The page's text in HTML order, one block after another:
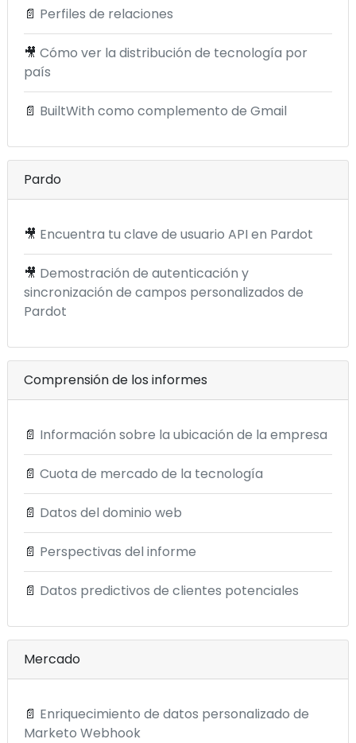
📄 Perfiles de relaciones
🎥 Cómo ver la distribución de tecnología por
país
📄 BuiltWith como complemento de Gmail
Pardo
🎥 Encuentra tu clave de usuario API en Pardot
🎥 Demostración de autenticación y
sincronización de campos personalizados de
Pardot
Comprensión de los informes
📄 Información sobre la ubicación de la empresa
📄 Cuota de mercado de la tecnología
📄 Datos del dominio web
📄 Perspectivas del informe
📄 Datos predictivos de clientes potenciales
Mercado
📄 Enriquecimiento de datos personalizado de
Marketo Webhook